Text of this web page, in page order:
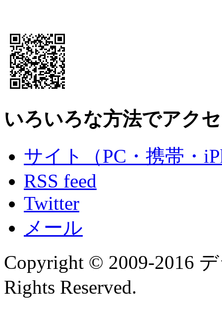
いろいろな方法でアク
サイト（PC・携帯・
RSS feed
Twitter
メール
Copyright © 2009-2016
Rights Reserved.